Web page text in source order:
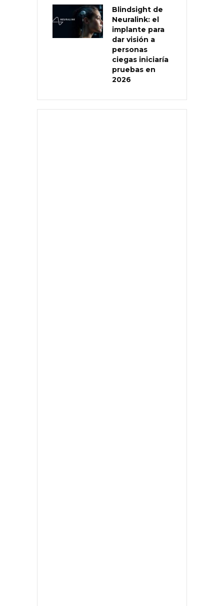
Blindsight de
Neuralink: el
implante para
dar visión a
personas
ciegas iniciaría
pruebas en
2026